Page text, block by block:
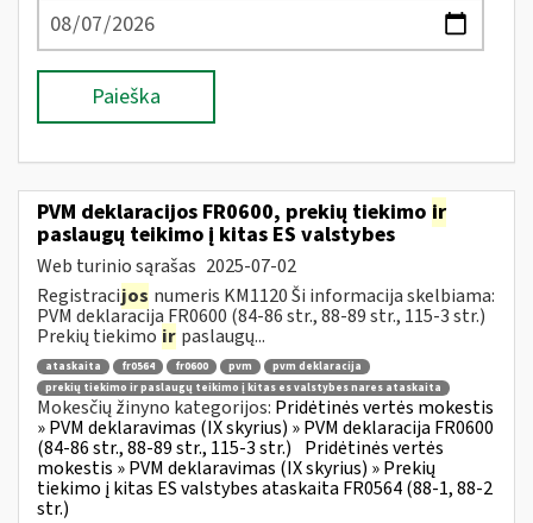
Paieška
PVM deklaracijos FR0600, prekių tiekimo ir
paslaugų teikimo į kitas ES valstybes
Web turinio sąrašas 2025-07-02
Registracijos numeris KM1120 Ši informacija skelbiama:
PVM deklaracija FR0600 (84-86 str., 88-89 str., 115-3 str.)
Prekių tiekimo ir paslaugų...
ataskaita fr0564 fr0600 pvm
pvm deklaracija
prekių tiekimo ir paslaugų teikimo į kitas es valstybes nares ataskaita
Mokesčių žinyno kategorijos: Pridėtinės vertės mokestis
» PVM deklaravimas (IX skyrius) » PVM deklaracija FR0600
(84-86 str., 88-89 str., 115-3 str.) Pridėtinės vertės
mokestis » PVM deklaravimas (IX skyrius) » Prekių
tiekimo į kitas ES valstybes ataskaita FR0564 (88-1, 88-2
str.)